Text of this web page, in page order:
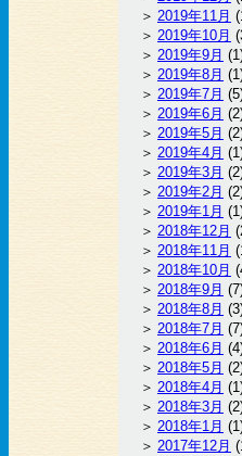
2019年11月
2019年10月
2019年9月
2019年8月
2019年7月
2019年6月
2019年5月
2019年4月
2019年3月
2019年2月
2019年1月
2018年12月
2018年11月
2018年10月
2018年9月
2018年8月
2018年7月
2018年6月
2018年5月
2018年4月
2018年3月
2018年1月
2017年12月